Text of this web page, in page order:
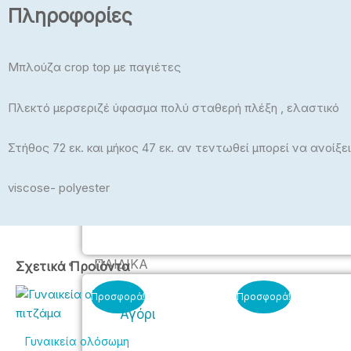
Εσώρουχα – Πυτζάμαμες –
ΠΑΙΔΙΚΆ
Αγόρι
Πληροφορίες
Μπλούζα crop top με παγιέτες
Πλεκτό μερσεριζέ ύφασμα πολύ σταθερή πλέξη , ελαστικό
Στήθος 72 εκ. και μήκος 47 εκ. αν τεντωθεί μπορεί να
viscose- polyester
Σχετικά Προϊόντα
Προσφορά!
Γυναικεία ολόσωμη
Original
price
25,90€.
Η
τρέχουσα
τιμή
είναι:
Αυτό
το
Προσφορά!
Original
price
Η
τρέχουσα